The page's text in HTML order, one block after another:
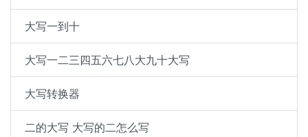
大写一到十
大写一二三四五六七八大九十大写
大写转换器
二的大写 大写的二怎么写